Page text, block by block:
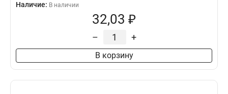
Наличие: В наличии
32,03 ₽
– +
В корзину